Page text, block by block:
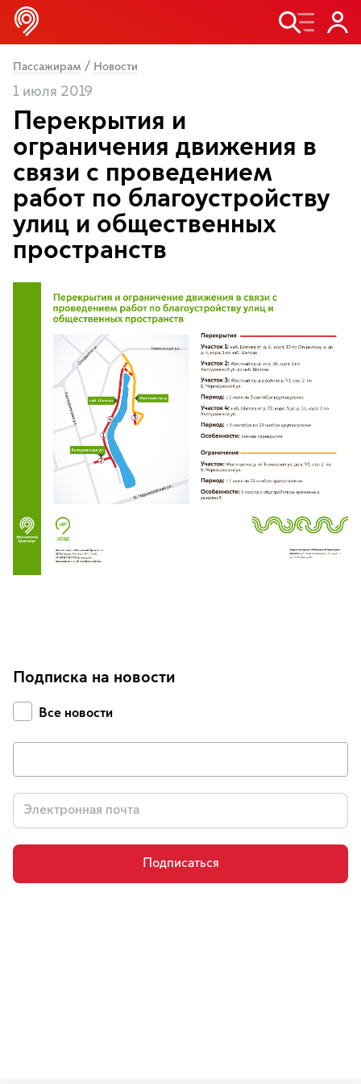
Пассажирам / Новости
1 июля 2019
Перекрытия и
ограничения движения в
связи с проведением
работ по благоустройству
улиц и общественных
пространств
Подписка на новости
Все новости
Подписаться